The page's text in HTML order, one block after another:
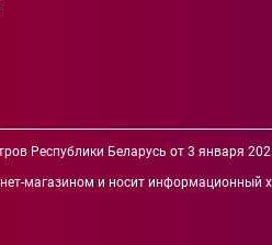
Республики Беларусь от 3 января
магазином и носит информационный